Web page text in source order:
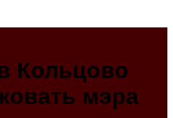
Кольцово
мэра